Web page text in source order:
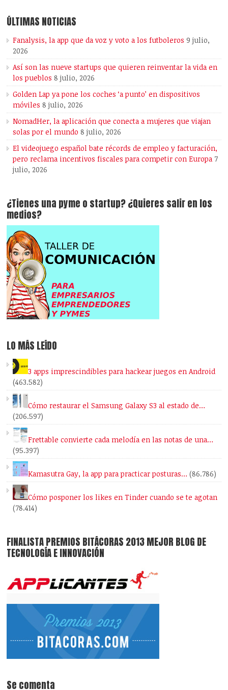
ÚLTIMAS NOTICIAS
Fanalysis, la app que da voz y voto a los futboleros 9 julio,
2026
Así son las nueve startups que quieren reinventar la vida en
los pueblos 8 julio, 2026
Golden Lap ya pone los coches ‘a punto’ en dispositivos
móviles 8 julio, 2026
NomadHer, la aplicación que conecta a mujeres que viajan
solas por el mundo 8 julio, 2026
El videojuego español bate récords de empleo y facturación,
pero reclama incentivos fiscales para competir con Europa 7
julio, 2026
¿Tienes una pyme o startup? ¿Quieres salir en los
medios?
LO MÁS LEÍDO
3 apps imprescindibles para hackear juegos en Android
(463.582)
Cómo restaurar el Samsung Galaxy S3 al estado de…
(206.597)
Frettable convierte cada melodía en las notas de una…
(95.397)
Kamasutra Gay, la app para practicar posturas… (86.786)
Cómo posponer los likes en Tinder cuando se te agotan
(78.414)
FINALISTA PREMIOS BITÁCORAS 2013 MEJOR BLOG DE
TECNOLOGÍA E INNOVACIÓN
Se comenta